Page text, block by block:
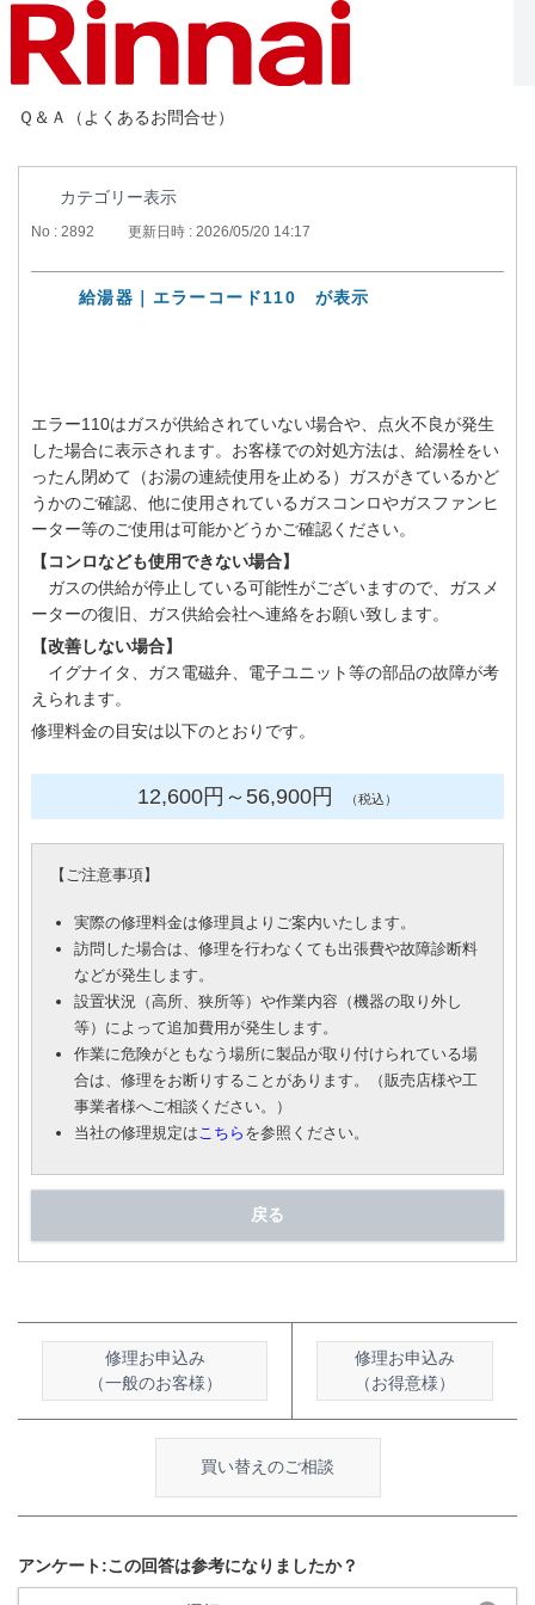
Ｑ＆Ａ（よくあるお問合せ）
カテゴリー表示
No : 2892 更新日時 : 2026/05/20 14:17
給湯器｜エラーコード110 が表示
エラー110はガスが供給されていない場合や、点火不良が発生
した場合に表示されます。お客様での対処方法は、給湯栓をい
ったん閉めて（お湯の連続使用を止める）ガスがきているかど
うかのご確認、他に使用されているガスコンロやガスファンヒ
ーター等のご使用は可能かどうかご確認ください。
【コンロなども使用できない場合】
ガスの供給が停止している可能性がございますので、ガスメ
ーターの復旧、ガス供給会社へ連絡をお願い致します。
【改善しない場合】
イグナイタ、ガス電磁弁、電子ユニット等の部品の故障が考
えられます。
修理料金の目安は以下のとおりです。
12,600円 ～56,900円 （税込）
【 ご注意事項】
実際の修理料金は修理員よりご案内いたします。
訪問した場合は、修理を行わなくても出張費や故障診断料
などが発生します。
設置状況（高所、狭所等）や作業内容（機器の取り外し
等）によって追加費用が発生します。
作業に危険がともなう場所に製品が取り付けられている場
合は、修理をお断りすることがあります。（販売店様や工
事業者様へご相談ください。）
当社の修理規定はこちら を参照ください。
戻る
修理お申込み
（一般のお客様）
修理お申込み
（お得意様）
買い替えのご相談
アンケート:この回答は参考になりましたか？